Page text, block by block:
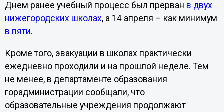
Днем ранее учебный процесс был прерван в двух
нижегородских школах, а 14 апреля – как минимум
в пяти.
Кроме того, эвакуации в школах практически
ежедневно проходили и на прошлой неделе. Тем
не менее, в департаменте образования
горадминистрации сообщали, что
образовательные учреждения продолжают